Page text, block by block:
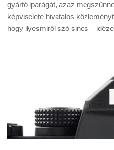
Érdekességek
Helyszíni Riport
gyártó iparágát, azaz
képviselete hivatalos
hogy ilyesmiről szó sincs –